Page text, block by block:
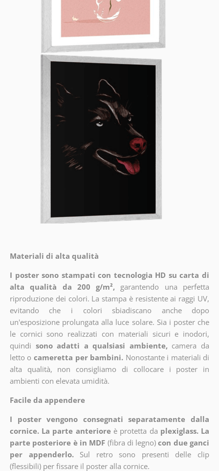
Materiali di alta qualità
I poster sono stampati con tecnologia HD su carta di
alta qualità da 200 g/m², garantendo una perfetta
riproduzione dei colori. La stampa è resistente ai raggi UV,
evitando che i colori sbiadiscano anche dopo
un'esposizione prolungata alla luce solare. Sia i poster che
le cornici sono realizzati con materiali sicuri e inodori,
quindi sono adatti a qualsiasi ambiente, camera da
letto o cameretta per bambini. Nonostante i materiali di
alta qualità, non consigliamo di collocare i poster in
ambienti con elevata umidità.
Facile da appendere
I poster vengono consegnati separatamente dalla
cornice. La parte anteriore è protetta da plexiglass. La
parte posteriore è in MDF (fibra di legno) con due ganci
per appenderlo.
Sul retro sono presenti delle clip
(flessibili) per fissare il poster alla cornice.